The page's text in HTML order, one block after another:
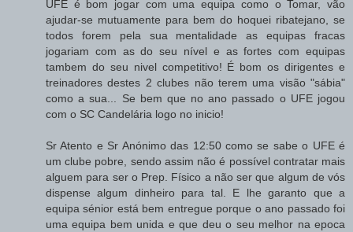
UFE é bom jogar com uma equipa como o Tomar, vão
ajudar-se mutuamente para bem do hoquei ribatejano, se
todos forem pela sua mentalidade as equipas fracas
jogariam com as do seu nível e as fortes com equipas
tambem do seu nivel competitivo! É bom os dirigentes e
treinadores destes 2 clubes não terem uma visão "sábia"
como a sua... Se bem que no ano passado o UFE jogou
com o SC Candelária logo no inicio!
Sr Atento e Sr Anónimo das 12:50 como se sabe o UFE é
um clube pobre, sendo assim não é possível contratar mais
alguem para ser o Prep. Físico a não ser que algum de vós
dispense algum dinheiro para tal. E lhe garanto que a
equipa sénior está bem entregue porque o ano passado foi
uma equipa bem unida e que deu o seu melhor na epoca